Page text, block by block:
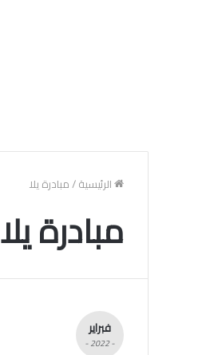
الرئيسية/مبادرة يلا
مبادرة يلا
فبراير
- 2022 -